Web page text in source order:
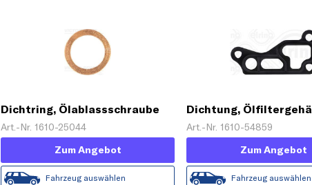
Dichtring, Ölablassschraube
Art.-Nr. 1610-25044
Zum Angebot
Fahrzeug auswählen
Dichtung,
Art.-Nr. 1610-54859
Zum Angebot
Fahrzeug auswählen